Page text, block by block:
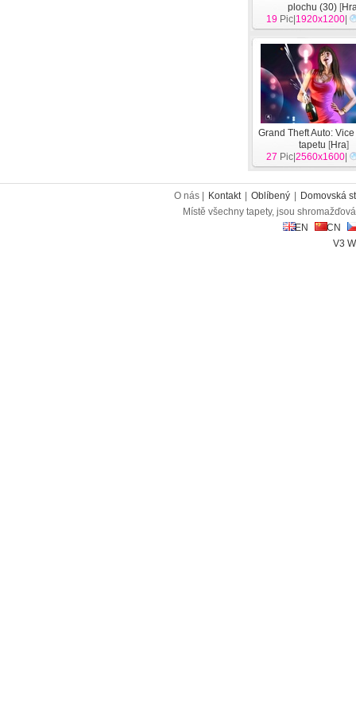
plochu (30) [
19 Pic| 1920x1200
Grand Theft Auto:
tapetu [Hra]
27 Pic|2560x1600
O nás | Kontakt Oblíbený
Domovská
Místě všechny tapety, jsou
EN
CN
V3